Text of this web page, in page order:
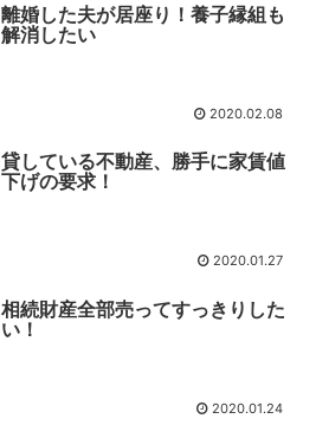
離婚した夫が居座り！養子縁組も
解消したい
2020.02.08
貸している不動産、勝手に家賃値
下げの要求！
2020.01.27
相続財産全部売ってすっきりした
い！
2020.01.24